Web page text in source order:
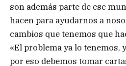
son además parte de ese
hacen para ayudarnos a
cambios que tenemos que
«El problema ya lo tenemos,
por eso debemos tomar